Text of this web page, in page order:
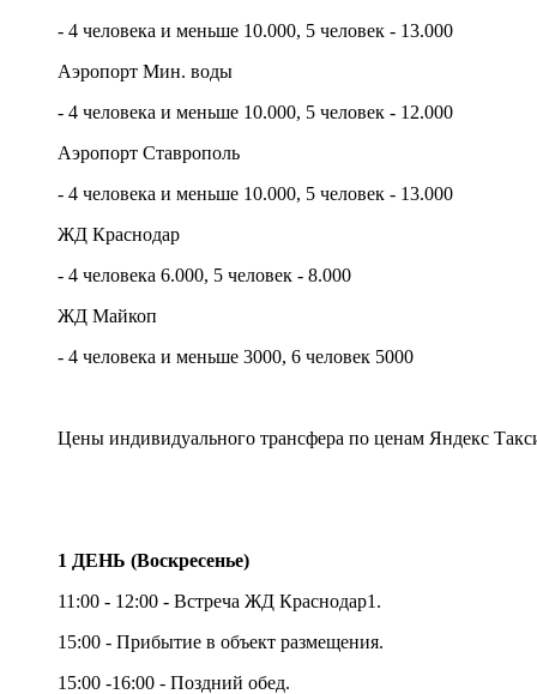
- 4 человека и меньше 10.000, 5 человек - 13.000
Аэропорт Мин. воды
- 4 человека и меньше 10.000, 5 человек - 12.000
Аэропорт Ставрополь
- 4 человека и меньше 10.000, 5 человек - 13.000
ЖД Краснодар
- 4 человека 6.000, 5 человек - 8.000
ЖД Майкоп
- 4 человека и меньше 3000, 6 человек 5000
Цены индивидуального трансфера по ценам Яндекс
1 ДЕНЬ (Воскресенье)
11:00 - 12:00 - Встреча ЖД Краснодар1.
15:00 - Прибытие в объект размещения.
15:00 -16:00 - Поздний обед.